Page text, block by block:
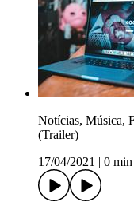
Notícias, Música,
(Trailer)
17/04/2021
0 min